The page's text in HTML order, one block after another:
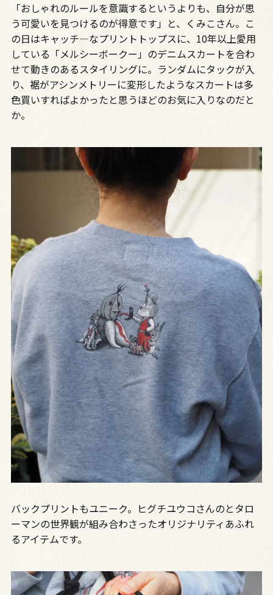
「おしゃれのルールを意識するというよりも、自分が思
う可愛いを見つけるのが得意です」と、くみこさん。こ
の日はキャッチ―なプリントトップスに、10年以上愛用
している「メルシーボークー」のデニムスカートを合わ
せて動きのあるスタイリングに。ランダムにタックが入
り、裾がアシンメトリーに変形したようなスカートは多
色買いすればよかったと思うほどのお気に入りなのだと
か。
バックプリントもユニーク。ヒグチユウコさんのとタロ
ーマンの世界観が組み合わさったオリジナリティあふれ
るアイテムです。